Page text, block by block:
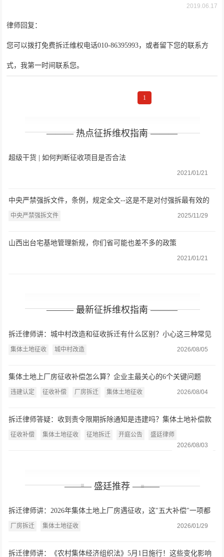
2019.06.17
律师回复：
您可以拨打免费拆迁维权电话010-86395993，或者留下您的联系方
式，我第一时间联系您。
1
——— 热点征拆维权指南 ———
超级干货 | 如何判断征收项目是否合法
2021/01/21
中央严禁强拆文件，条例，规定全文--这是不是对付强拆最有效的
办法？
中央严禁强拆文件 2025/11/29
山西出台宅基地管理新规，你们省可能也差不多的政策
2021/01/21
——— 最新征拆维权指南 ———
拆迁律师讲：城中村改造和征收拆迁有什么区别？小心这三种常见
违法情形和假征收真搬迁
集体土地征收 城中村改造 2026/08/05
集体土地上厂房征收补偿怎么算？企业主最关心的6个关键问题
违建认定 征收补偿 厂房拆迁 集体土地征收 2026/08/04
拆迁律师答疑：收到责令限期拆除通知是违建吗？集体土地补偿款
村里能截留吗？（附盛廷本周开庭安排8.3-8.7）
征收补偿 集体土地征收 征地拆迁 开庭公告
盛廷律师
2026/08/03
——— 盛廷推荐 ———
拆迁律师讲：2026年集体土地上厂房遇征收，这"五大补偿"一项都
不能少
厂房拆迁 集体土地征收 2026/01/29
拆迁律师讲：《农村集体经济组织法》5月1日施行！这些变化影响